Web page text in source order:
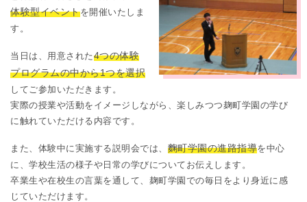
体験型イベントを開催いたしま
す。
当日は、用意された4つの体験
プログラムの中から1つを選択
してご参加いただきます。
実際の授業や活動をイメージしながら、楽しみつつ麹町学園の学び
に触れていただける内容です。
また、体験中に実施する説明会では、 麴町学園の進路指導を中心
に、学校生活の様子や日常の学びについてお伝えします。
卒業生や在校生の言葉を通して、麹町学園での毎日をより身近に感
じていただけます。